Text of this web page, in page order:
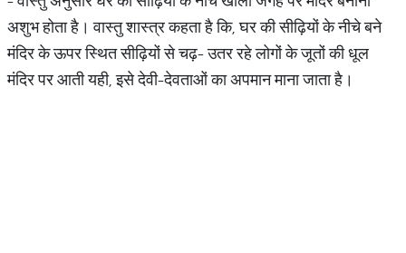
अशुभ होता है। वास्तु शास्त्र कहता है कि, घर की सीढ़ियों के नीचे बने
मंदिर के ऊपर स्थित सीढ़ियों से चढ़- उतर रहे लोगों के जूतों की धूल
मंदिर पर आती यही, इसे देवी-देवताओं का अपमान माना जाता है।